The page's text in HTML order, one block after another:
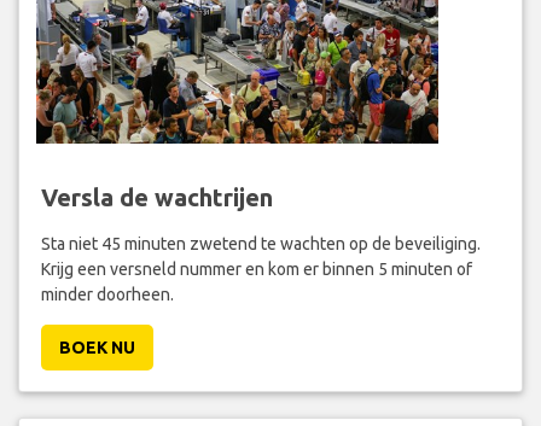
Versla de wachtrijen
Sta niet 45 minuten zwetend te wachten op de beveiliging.
Krijg een versneld nummer en kom er binnen 5 minuten of
minder doorheen.
BOEK NU